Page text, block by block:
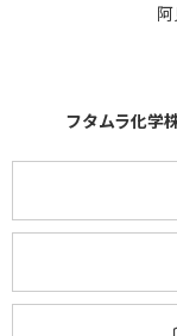
フタムラ化学